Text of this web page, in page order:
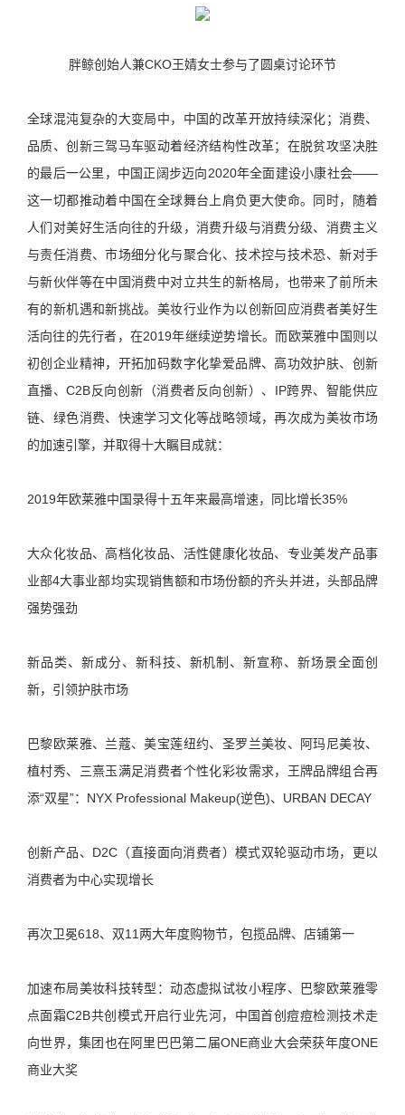
胖鲸创始人兼CKO王婧女士参与了圆桌讨论环节
全球混沌复杂的大变局中，中国的改革开放持续深化；消费、
品质、创新三驾马车驱动着经济结构性改革；在脱贫攻坚决胜
的最后一公里，中国正阔步迈向2020年全面建设小康社会——
这一切都推动着中国在全球舞台上肩负更大使命。同时，随着
人们对美好生活向往的升级，消费升级与消费分级、消费主义
与责任消费、市场细分化与聚合化、技术控与技术恐、新对手
与新伙伴等在中国消费中对立共生的新格局，也带来了前所未
有的新机遇和新挑战。美妆行业作为以创新回应消费者美好生
活向往的先行者，在2019年继续逆势增长。而欧莱雅中国则以
初创企业精神，开拓加码数字化挚爱品牌、高功效护肤、创新
直播、C2B反向创新（消费者反向创新）、IP跨界、智能供应
链、绿色消费、快速学习文化等战略领域，再次成为美妆市场
的加速引擎，并取得十大瞩目成就：
2019年欧莱雅中国录得十五年来最高增速，同比增长35%
大众化妆品、高档化妆品、活性健康化妆品、专业美发产品事
业部4大事业部均实现销售额和市场份额的齐头并进，头部品牌
强势强劲
新品类、新成分、新科技、新机制、新宣称、新场景全面创
新，引领护肤市场
巴黎欧莱雅、兰蔻、美宝莲纽约、圣罗兰美妆、阿玛尼美妆、
植村秀、三熹玉满足消费者个性化彩妆需求，王牌品牌组合再
添“双星”：NYX Professional Makeup(逆色)、URBAN DECAY
创新产品、D2C（直接面向消费者）模式双轮驱动市场，更以
消费者为中心实现增长
再次卫冕618、双11两大年度购物节，包揽品牌、店铺第一
加速布局美妆科技转型：动态虚拟试妆小程序、巴黎欧莱雅零
点面霜C2B共创模式开启行业先河，中国首创痘痘检测技术走
向世界，集团也在阿里巴巴第二届ONE商业大会荣获年度ONE
商业大奖